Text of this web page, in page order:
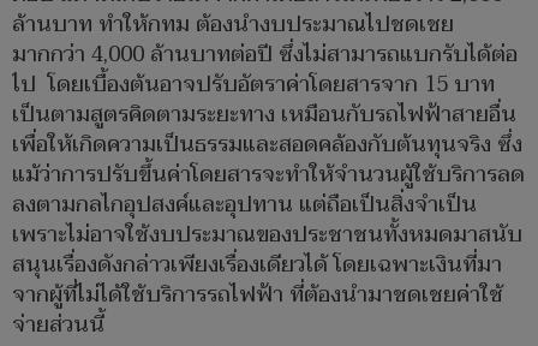
ล้านบาท ทำให้กทม ต้องนำงบประมาณไปชดเชย
มากกว่า 4,000 ล้านบาทต่อปี ซึ่งไม่สามารถแบกรับได้ต่อ
ไป โดยเบื้องต้นอาจปรับอัตราค่าโดยสารจาก 15 บาท
เป็นตามสูตรคิดตามระยะทาง เหมือนกับรถไฟฟ้าสายอื่น
เพื่อให้เกิดความเป็นธรรมและสอดคล้องกับต้นทุนจริง ซึ่ง
แม้ว่าการปรับขึ้นค่าโดยสารจะทำให้จำนวนผู้ใช้บริการลด
ลงตามกลไกอุปสงค์และอุปทาน แต่ถือเป็นสิ่งจำเป็น
เพราะไม่อาจใช้งบประมาณของประชาชนทั้งหมดมาสนับ
สนุนเรื่องดังกล่าวเพียงเรื่องเดียวได้ โดยเฉพาะเงินที่มา
จากผู้ที่ไม่ได้ใช้บริการรถไฟฟ้า ที่ต้องนำมาชดเชยค่าใช้
จ่ายส่วนนี้